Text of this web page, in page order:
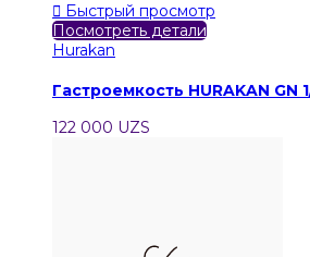
 Быстрый просмотр
Посмотреть детали
Hurakan
Гастроемкость HURAKAN GN
122 000 UZS